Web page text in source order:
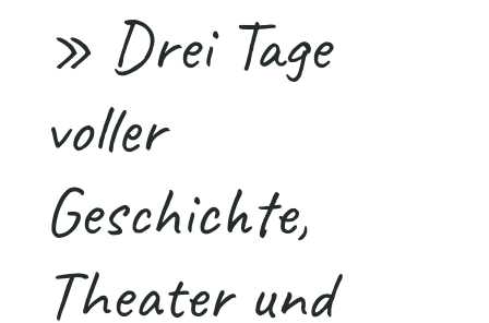
» Drei Tage
voller
Geschichte,
Theater und